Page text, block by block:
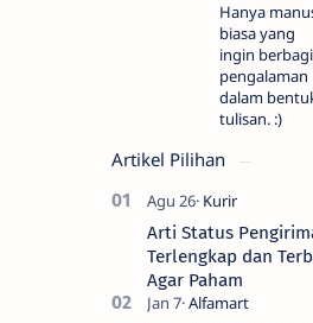
Hanya
biasa yang
ingin berbagi
pengalaman
dalam
tulisan. :)
Artikel Pilihan
Arti Status
Terlengkap dan
Agar Paham